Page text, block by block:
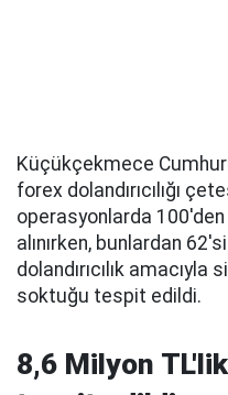
Küçükçekmece
forex dolandırıcılığı
operasyonlarda
alınırken, bunlardan
dolandırıcılık
soktuğu tespit edildi.
8,6 Milyon TL'lik